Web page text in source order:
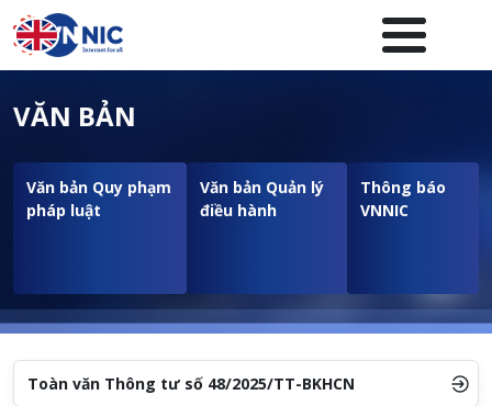
Nhảy đến nội dung
Menuheader của website
VĂN BẢN
Văn bản Quy phạm
pháp luật
Văn bản Quản lý
điều hành
Thông báo
VNNIC
Toàn văn Thông tư số 48/2025/TT-BKHCN